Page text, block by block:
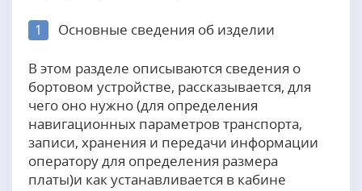
1 Основные сведения об изделии
В этом разделе описываются сведения о
бортовом устройстве, рассказывается, для
чего оно нужно (для определения
навигационных параметров транспорта,
записи, хранения и передачи информации
оператору для определения размера
платы)и как устанавливается в кабине